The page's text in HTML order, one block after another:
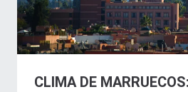
CLIMA DE